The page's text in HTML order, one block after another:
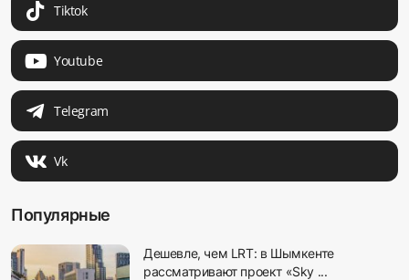
Tiktok
Youtube
Telegram
Vk
Популярные
Дешевле, чем LRT: в Шымкенте
рассматривают проект «Sky ...